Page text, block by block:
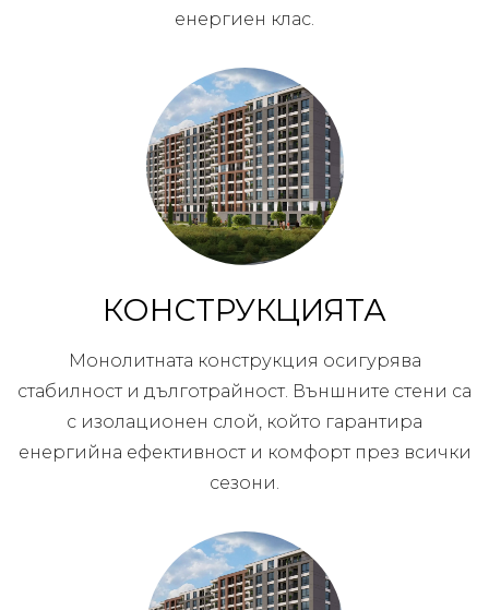
енергиен клас.
КОНСТРУКЦИЯТА
Монолитната конструкция осигурява
стабилност и дълготрайност. Външните стени са
с изолационен слой, който гарантира
енергийна ефективност и комфорт през всички
сезони.